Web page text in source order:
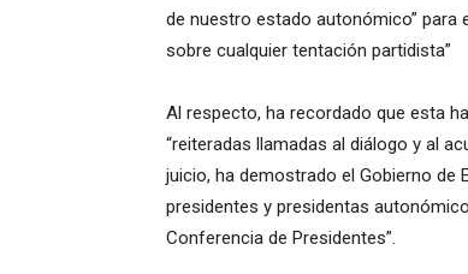
de nuestro estado autonómico” para
sobre cualquier tentación partidista”
Al respecto, ha recordado que esta
“reiteradas llamadas al diálogo y al
juicio, ha demostrado el Gobierno de
presidentes y presidentas
Conferencia de Presidentes”.